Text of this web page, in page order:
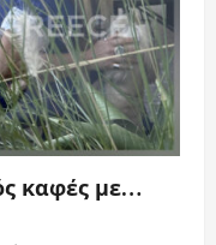
καφές με…